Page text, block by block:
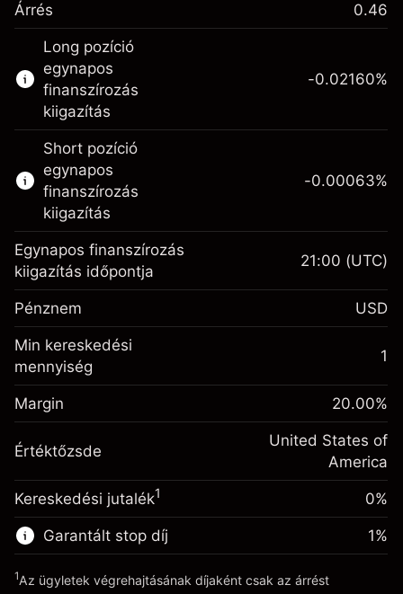
Ez a pénzügyi eszköz CFD-ken és Knock-
outokon keresztül is kereskedhető.
Bővebb információk:
CFD-k
Knock-outok
Árrés 0.46
Long pozíció
egynapos
finanszírozás
kiigazítás
Fedezet. A befektetése
$1,000.00
Egynapos finanszírozás
kiigazítás
A pozíció teljes értékéből
származó díjak
-0.021596
%
Ügyletméret tőkeáttétellel ~$5,000.00
Tőkeáttételből származó pénz ~
$4,000.00
Ugrás a platformra
-0.02160%
Short pozíció
egynapos
finanszírozás
kiigazítás
Fedezet. A befektetése
Egynapos finanszírozás
kiigazítás
származó díjak
-0.000626
%
(-$0.03)
Ügyletméret tőkeáttétellel ~$5,000.00
Tőkeáttételből származó pénz ~
-0.00063%
Egynapos finanszírozás
kiigazítás időpontja
21:00 (UTC)
Pénznem USD
Min kereskedési
mennyiség
1
Margin 20.00%
Értéktőzsde
United States of
America
Kereskedési jutalék1 0%
Garantált stop díj 1%
1Az ügyletek végrehajtásának díjaként csak az árrést